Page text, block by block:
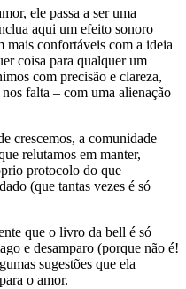
ele passa a ser uma
aqui um efeito sonoro
mais confortáveis com a ideia
coisa para qualquer um
com precisão e clareza,
falta – com uma alienação
crescemos, a comunidade
relutamos em manter,
protocolo do que
(que tantas vezes é só
que o livro da bell é só
e desamparo (porque não é!
sugestões que ela
o amor.